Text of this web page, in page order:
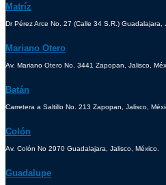
Matríz
Dr Pérez Arce No. 27 (Calle 34 S.R.) Guadalajara,
Mariano Otero
Av. Mariano Otero No. 3441 Zapopan, Jalisco,
Batán
Carretera a Saltillo No. 213 Zapopan, Jalisco,
Colón
Av. Colón No 2970 Guadalajara, Jalisco, México.
Guadalupe